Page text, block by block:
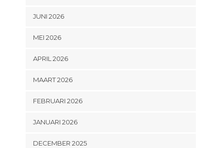
JUNI 2026
MEI 2026
APRIL 2026
MAART 2026
FEBRUARI 2026
JANUARI 2026
DECEMBER 2025